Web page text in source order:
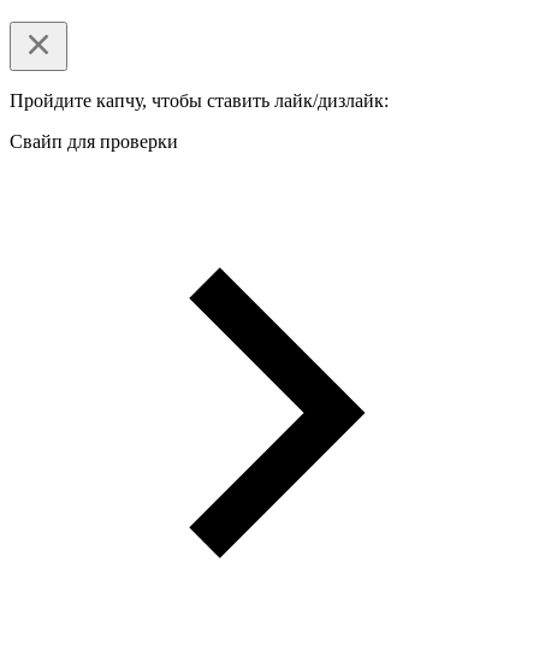
Пройдите капчу, чтобы ставить лайк/дизлайк:
Свайп для проверки